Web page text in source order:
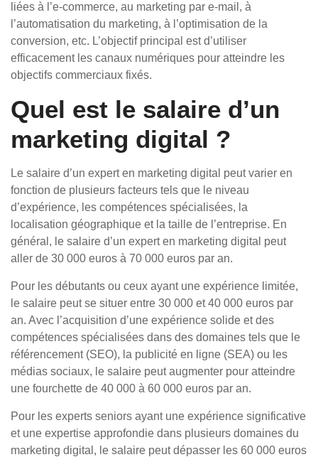
liées à l’e-commerce, au marketing par e-mail, à
l’automatisation du marketing, à l’optimisation de la
conversion, etc. L’objectif principal est d’utiliser
efficacement les canaux numériques pour atteindre les
objectifs commerciaux fixés.
Quel est le salaire d’un
marketing digital ?
Le salaire d’un expert en marketing digital peut varier en
fonction de plusieurs facteurs tels que le niveau
d’expérience, les compétences spécialisées, la
localisation géographique et la taille de l’entreprise. En
général, le salaire d’un expert en marketing digital peut
aller de 30 000 euros à 70 000 euros par an.
Pour les débutants ou ceux ayant une expérience limitée,
le salaire peut se situer entre 30 000 et 40 000 euros par
an. Avec l’acquisition d’une expérience solide et des
compétences spécialisées dans des domaines tels que le
référencement (SEO), la publicité en ligne (SEA) ou les
médias sociaux, le salaire peut augmenter pour atteindre
une fourchette de 40 000 à 60 000 euros par an.
Pour les experts seniors ayant une expérience significative
et une expertise approfondie dans plusieurs domaines du
marketing digital, le salaire peut dépasser les 60 000 euros